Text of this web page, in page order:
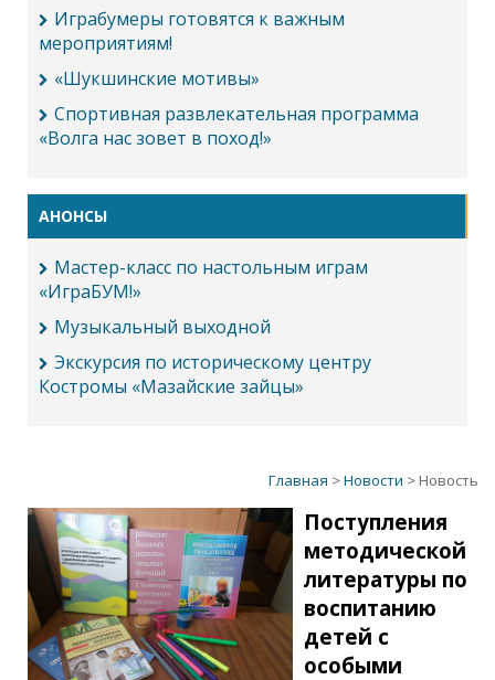
Играбумеры готовятся к важным
мероприятиям!
«Шукшинские мотивы»
Спортивная развлекательная программа
«Волга нас зовет в поход!»
АНОНСЫ
Мастер-класс по настольным играм
«ИграБУМ!»
Музыкальный выходной
Экскурсия по историческому центру
Костромы «Мазайские зайцы»
Главная >Новости > Новость
Поступления
методической
литературы по
воспитанию
детей с
особыми